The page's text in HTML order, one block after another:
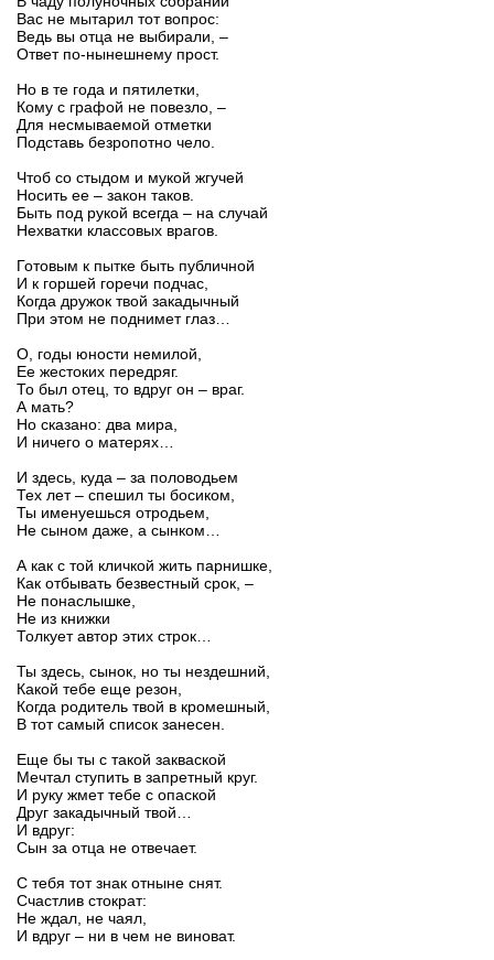
Вас не мытарил тот вопрос:
Ведь вы отца не выбирали, –
Ответ по-нынешнему прост.
Но в те года и пятилетки,
Кому с графой не повезло, –
Для несмываемой отметки
Подставь безропотно чело.
Чтоб со стыдом и мукой жгучей
Носить ее – закон таков.
Быть под рукой всегда – на случай
Нехватки классовых врагов.
Готовым к пытке быть публичной
И к горшей горечи подчас,
Когда дружок твой закадычный
При этом не поднимет глаз…
О, годы юности немилой,
Ее жестоких передряг.
То был отец, то вдруг он – враг.
А мать?
Но сказано: два мира,
И ничего о матерях…
И здесь, куда – за половодьем
Тех лет – спешил ты босиком,
Ты именуешься отродьем,
Не сыном даже, а сынком…
А как с той кличкой жить парнишке,
Как отбывать безвестный срок, –
Не понаслышке,
Не из книжки
Толкует автор этих строк…
Ты здесь, сынок, но ты нездешний,
Какой тебе еще резон,
Когда родитель твой в кромешный,
В тот самый список занесен.
Еще бы ты с такой закваской
Мечтал ступить в запретный круг.
И руку жмет тебе с опаской
Друг закадычный твой…
И вдруг:
Сын за отца не отвечает.
С тебя тот знак отныне снят.
Счастлив стократ:
Не ждал, не чаял,
И вдруг – ни в чем не виноват.